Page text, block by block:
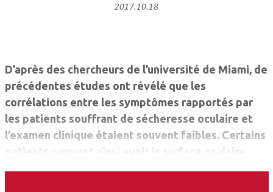
2017.10.18
D’après des chercheurs de l’université de Miami, de
précédentes études ont révélé que les
corrélations entre les symptômes rapportés par
les patients souffrant de sécheresse oculaire et
l’examen clinique étaient souvent faibles. Certains
patients pouvant ainsi avoir la surface oculaire